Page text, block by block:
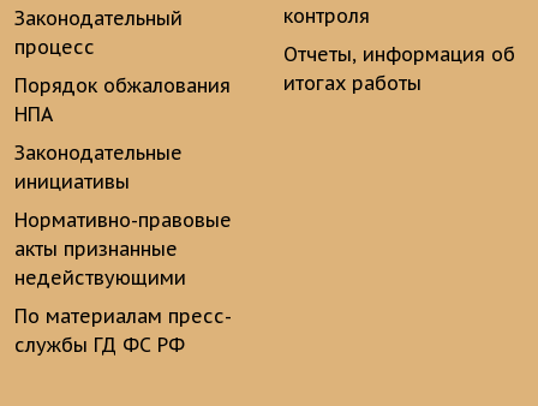
Законодательный
процесс
Порядок обжалования
НПА
Законодательные
инициативы
Нормативно-правовые
акты признанные
недействующими
По материалам пресс-
службы ГД ФС РФ
контроля
Отчеты, информация об
итогах работы